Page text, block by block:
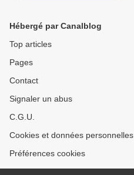
Hébergé par Canalblog
Top articles
Pages
Contact
Signaler un abus
C.G.U.
Cookies et données personnelles
Préférences cookies